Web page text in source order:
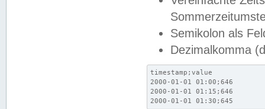
Semikolon als
Dezimalkomma
timestamp;value
2000-01-01 01:00;646
2000-01-01 01:15;646
2000-01-01 01:30;645